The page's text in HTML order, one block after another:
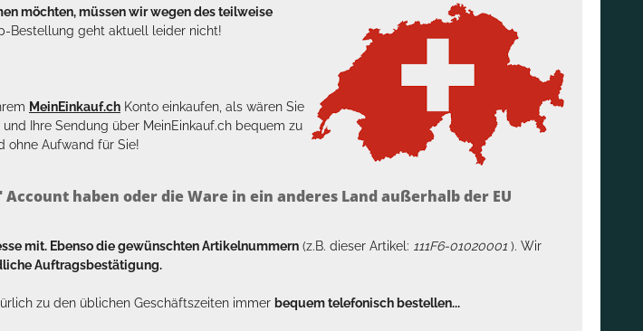
möchten, müssen wir wegen des teilweise
Bestellung geht aktuell leider nicht!
MeinEinkauf.ch Konto einkaufen, als wären Sie
und Ihre Sendung über MeinEinkauf.ch bequem zu
ohne Aufwand für Sie!
haben oder die Ware in ein anderes Land außerhalb der EU
mit. Ebenso die gewünschten Artikelnummern (z.B. dieser Artikel: 111F6-01020001 ). Wir
Auftragsbestätigung.
zu den üblichen Geschäftszeiten immer bequem telefonisch bestellen...